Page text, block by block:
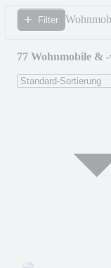
Filter
77 Wohnmobile & -